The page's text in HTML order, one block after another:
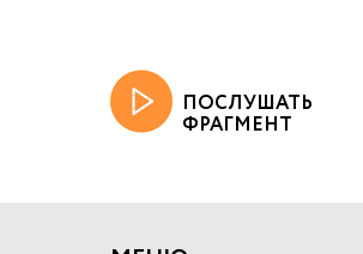
ПОСЛУШАТЬ
ФРАГМЕНТ